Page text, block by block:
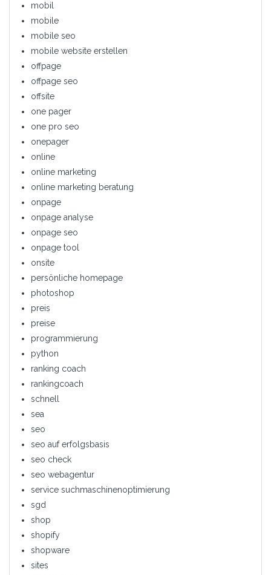
mobil
mobile
mobile seo
mobile website erstellen
offpage
offpage seo
offsite
one pager
one pro seo
onepager
online
online marketing
online marketing beratung
onpage
onpage analyse
onpage seo
onpage tool
onsite
persönliche homepage
photoshop
preis
preise
programmierung
python
ranking coach
rankingcoach
schnell
sea
seo
seo auf erfolgsbasis
seo check
seo webagentur
service suchmaschinenoptimierung
sgd
shop
shopify
shopware
sites